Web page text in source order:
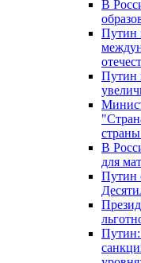
В
Путин
Путин
В
для
Путин